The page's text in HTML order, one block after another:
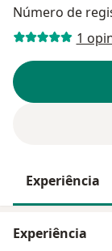
Número de
1
Experiência
Experiência